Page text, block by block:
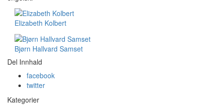
Elizabeth Kolbert
Bjørn Hallvard Samset
Del Innhald
facebook
twitter
Kategorier